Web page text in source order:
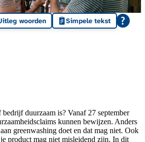
woorden Simpele tekst
(opent nieuw venster)
nieuw venster)
(opent WhatsApp)
email programma)
duurzaam is? Vanaf 27 september
kunnen bewijzen. Anders
greenwashing doet en dat mag niet. Ook
product mag niet misleidend zijn. In dit